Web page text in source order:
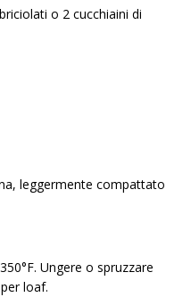
o 2 cucchiaini di
leggermente compattato
Ungere o spruzzare
loaf.